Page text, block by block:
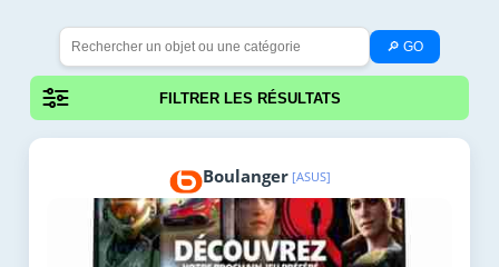
🔎 GO
FILTRER LES RÉSULTATS
Boulanger [ASUS]